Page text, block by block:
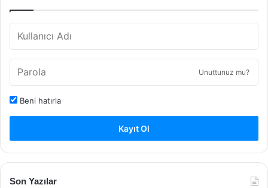
Unuttunuz mu?
Beni hatırla
Kayıt Ol
Son Yazılar